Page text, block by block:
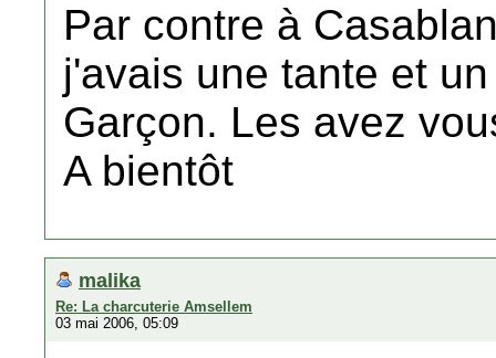
Par contre à
j'avais une tante et
Garçon. Les avez
A bientôt
malika
Re: La charcuterie Amsellem
03 mai 2006, 05:09